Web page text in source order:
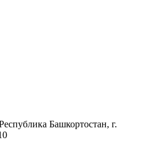
Башкортостан, г.